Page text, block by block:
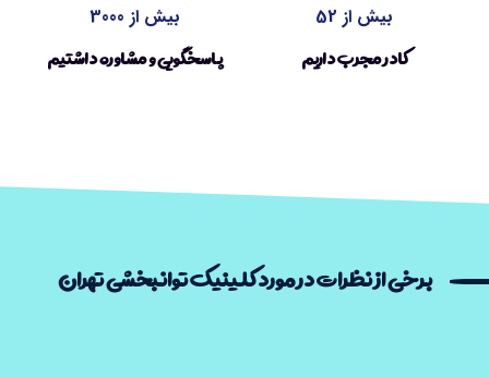
بیش از 52
کادر مجرب داریم
بیش از 3000
پاسخگویی و مشاوره داشتیم
برخی از نظرات در مورد کلینیک توانبخشی تهران